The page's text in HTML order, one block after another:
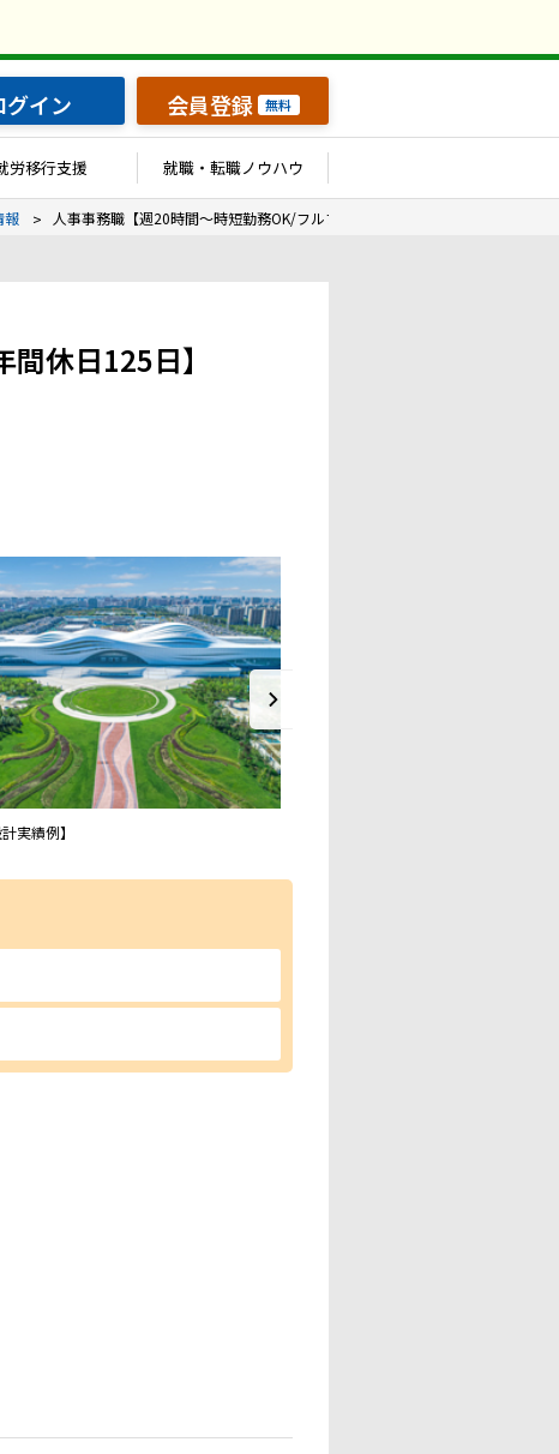
グイン 会員登録 無料
労移行支援 就職・転職ノウハウ
報 人事事務職【週20時間～時短勤務OK/フルフレックス勤務／年間休日125日】
休日125日】
実績例】